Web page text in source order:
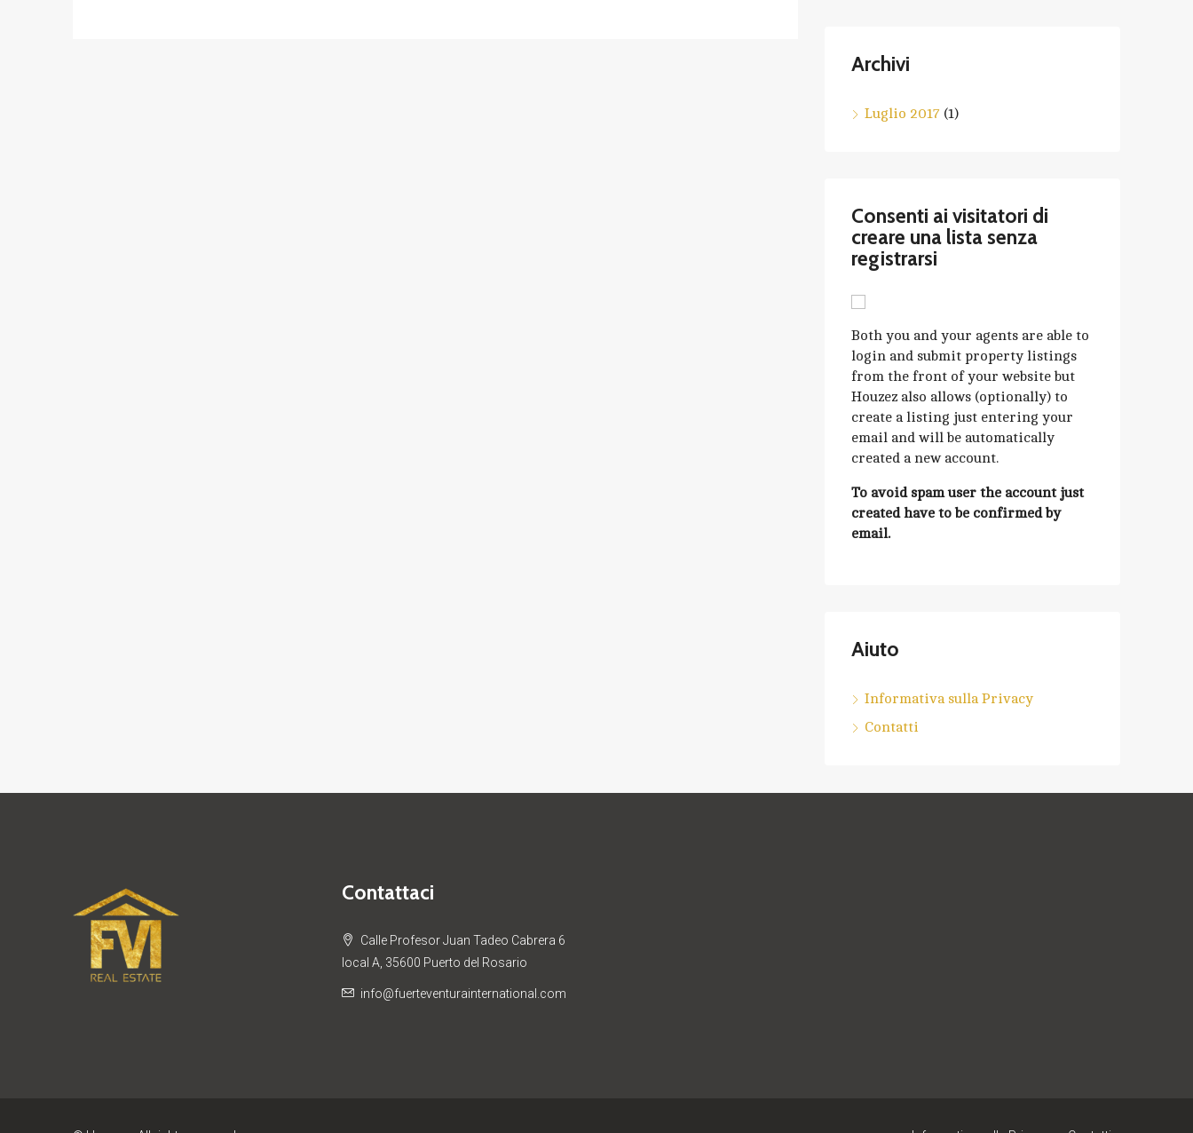
Archivi
Luglio 2017 (1)
Consenti ai visitatori di
creare una lista senza
registrarsi
Both you and your agents are able to
login and submit property listings
from the front of your website but
Houzez also allows (optionally) to
create a listing just entering your
email and will be automatically
created a new account.
To avoid spam user the account just
created have to be confirmed by
email.
Aiuto
Informativa sulla Privacy
Contatti
Contattaci
Calle Profesor Juan Tadeo Cabrera 6
local A, 35600 Puerto del Rosario
info@fuerteventurainternational.com